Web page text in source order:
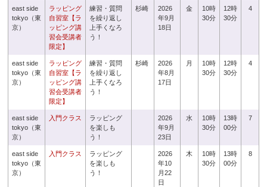
east side
tokyo（東
京）
ラッピング
自習室【ラ
ッピング講
習会受講者
限定】
練習・質問
を繰り返し
上手くなろ
う！
杉崎
2026
年9月
18日
金
10時
30分
12時
30分
4
east side
tokyo（東
京）
ラッピング
自習室【ラ
ッピング講
習会受講者
限定】
練習・質問
を繰り返し
上手くなろ
う！
杉崎
2026
年8月
17日
月
10時
30分
12時
30分
4
east side
tokyo（東
京）
入門クラス
ラッピング
を楽しも
う！
2026
年9月
23日
水
10時
30分
13時
00分
7
east side
tokyo（東
京）
入門クラス
ラッピング
を楽しも
う！
2026
年10
月22
日
木
10時
30分
13時
00分
8